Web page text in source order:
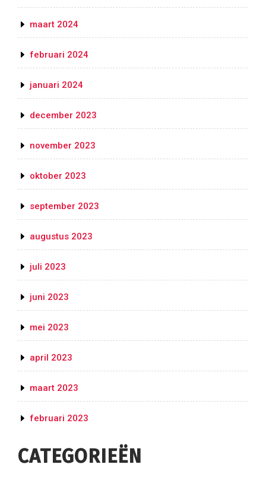
maart 2024
februari 2024
januari 2024
december 2023
november 2023
oktober 2023
september 2023
augustus 2023
juli 2023
juni 2023
mei 2023
april 2023
maart 2023
februari 2023
CATEGORIEËN